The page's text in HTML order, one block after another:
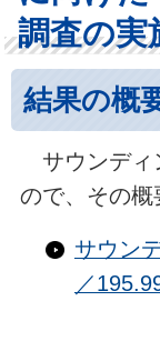
調査の実
結果の概
サウンディ
ので、その概
サウン
／